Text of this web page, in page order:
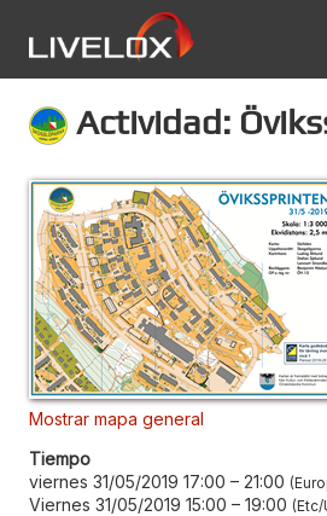
Actividad:
Mostrar mapa general
Tiempo
viernes 31/05/2019 17:00 – 21:00
Viernes 31/05/2019 15:00 – 19:00 Etc/